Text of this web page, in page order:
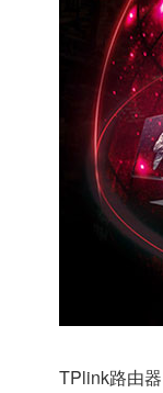
TPlink路由